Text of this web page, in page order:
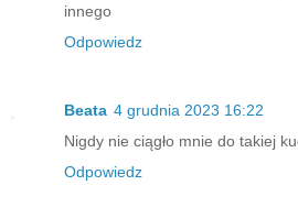
innego
Odpowiedz
Beata 4 grudnia 2023 16:22
Nigdy nie ciągło mnie do takiej
Odpowiedz